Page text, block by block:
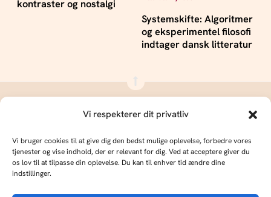
Vi respekterer dit privatliv
Vi bruger cookies til at give dig den bedst mulige oplevelse, forbedre vores
tjenester og vise indhold, der er relevant for dig. Ved at acceptere giver du
os lov til at tilpasse din oplevelse. Du kan til enhver tid ændre dine
indstillinger.
kontraster og nostalgi
Systemskifte: Algoritmer
og eksperimentel filosofi
indtager dansk litteratur
ULTU er Danmarks digitale kulturmagasin med velskrevne artikler,
redaktionel dybde og internationale strømninger – fra kunst og musik